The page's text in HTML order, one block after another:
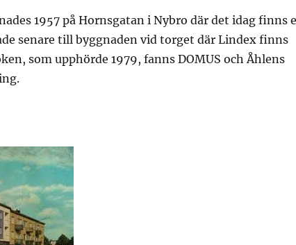
1957 på Hornsgatan i Nybro där det idag finns
senare till byggnaden vid torget där Lindex finns
som upphörde 1979, fanns DOMUS och Åhlens